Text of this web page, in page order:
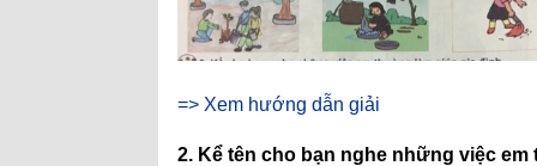
=> Xem hướng dẫn giải
2. Kể tên cho bạn nghe những việc